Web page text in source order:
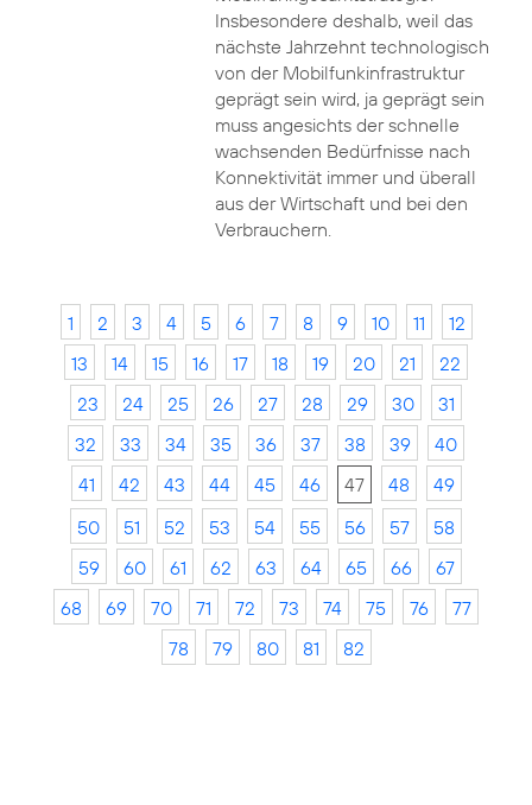
Insbesondere deshalb, weil das
nächste Jahrzehnt technologisch
von der Mobilfunkinfrastruktur
geprägt sein wird, ja geprägt sein
muss angesichts der schnelle
wachsenden Bedürfnisse nach
Konnektivität immer und überall
aus der Wirtschaft und bei den
Verbrauchern.
1 2 3 4 5 6 7 8 9 10 11
12
13
14 15 16 17 18 19 20 21
22
23
24 25 26 27 28 29 30
31
32
33 34 35 36 37 38 39
40
41
42 43 44 45 46 47 48
49
50
51 52 53 54 55 56 57
58
59
60 61 62 63 64 65 66
67
68
69 70 71 72 73 74 75 76
77
78
79 80 81 82